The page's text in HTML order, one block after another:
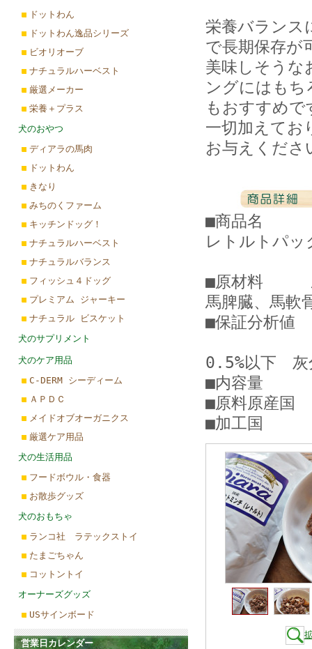
ドットわん
ドットわん逸品シリーズ
ビオリオーブ
ナチュラルハーベスト
厳選メーカー
栄養＋プラス
犬のおやつ
ディアラの馬肉
ドットわん
きなり
みちのくファーム
キッチンドッグ！
ナチュラルハーベスト
ナチュラルバランス
フィッシュ４ドッグ
プレミアム ジャーキー
ナチュラル ビスケット
犬のサプリメント
犬のケア用品
C-DERM シーディーム
ＡＰＤＣ
メイドオブオーガニクス
厳選ケア用品
犬の生活用品
フードボウル・食器
お散歩グッズ
犬のおもちゃ
ランコ社 ラテックストイ
たまごちゃん
コットントイ
オーナーズグッズ
USサインボード
営業日カレンダー
栄養バランス
で長期保存が
美味しそうな
ングにはもち
もおすすめで
一切加えてお
お与えくださ
■商品名
レトルトパ
■原材料 馬
馬脾臓、馬軟
■保証分析
0.5%以下 灰
■内容量
■原料原産国
■加工国